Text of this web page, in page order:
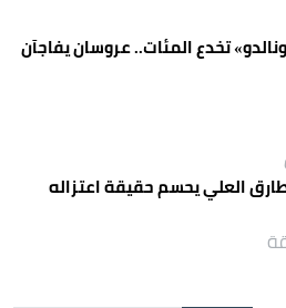
تخدع المئات.. عروسان يفاجآن
العلي يحسم حقيقة اعتزاله